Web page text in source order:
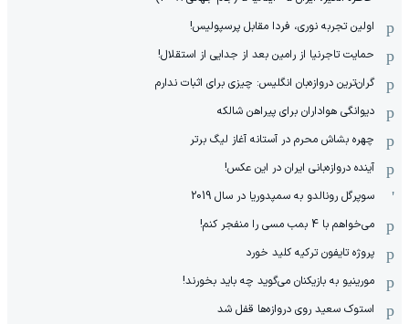
اولین تجربه نوری، فردا مقابل پرسپولیس!
حمایت تاجرنیا از رامین بعد از جدایی از استقلال!
گران‌ترین دروازه‌بان انگلیس: چیزی برای اثبات ندارم
دیوانگی هواداران برای پیراهن شالکه
چهره بشاش محرم در آستانه آغاز لیگ برتر
آینده دروازه‌بانی ایران در این عکس!
سوپرگل رونالدو به سمپدوریا در سال 2019
می‌خواهم با 4 بمب مسی را منفجر کنم!
پروژه تایفون ترکیه کلید خورد
مورینیو به بازیکنان می‌گوید چه باید بخورند!
استوک سعید روی دروازه‌ها قفل شد